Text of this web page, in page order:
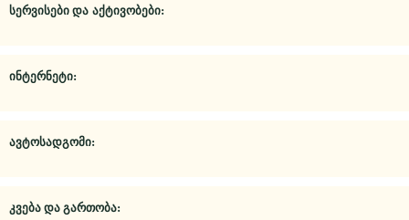
სერვისები და აქტივობები:
ინტერნეტი:
ავტოსადგომი:
კვება და გართობა: